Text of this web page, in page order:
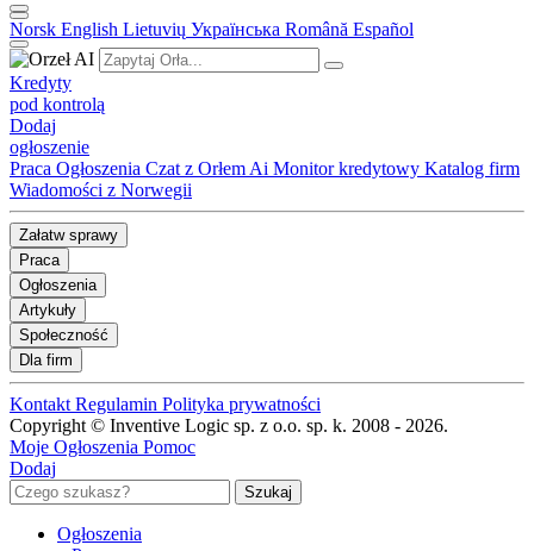
Norsk English Lietuvių Українська Română Español
Kredyty
pod kontrolą
Dodaj
ogłoszenie
Praca Ogłoszenia Czat z Orłem Ai Monitor kredytowy Katalog firm
Wiadomości z Norwegii
Załatw sprawy
Praca
Ogłoszenia
Artykuły
Społeczność
Dla firm
Kontakt Regulamin Polityka prywatności
Copyright © Inventive Logic sp. z o.o. sp. k. 2008 - 2026.
Moje Ogłoszenia Pomoc
Dodaj
Ogłoszenia